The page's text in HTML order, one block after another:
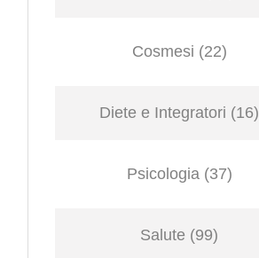
Cosmesi (22)
Diete e Integratori (16)
Psicologia (37)
Salute (99)